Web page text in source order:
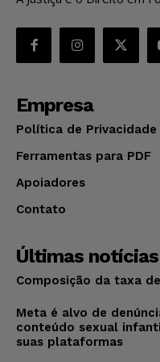
Empresa
Política de Privacidade
Ferramentas para PDF
Apoiadores
Contato
Últimas notícias
Composição da taxa
Meta é alvo de
conteúdo sexual
suas plataformas